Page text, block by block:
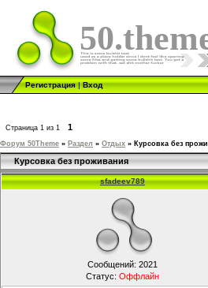
Регистрация|Вход
Страница 1 из 1 1
Форум 50Theme » Раздел » Отдых » Курсовка без
Курсовка без проживания
sfadeev789
Сообщений: 2021
Статус: Оффлайн